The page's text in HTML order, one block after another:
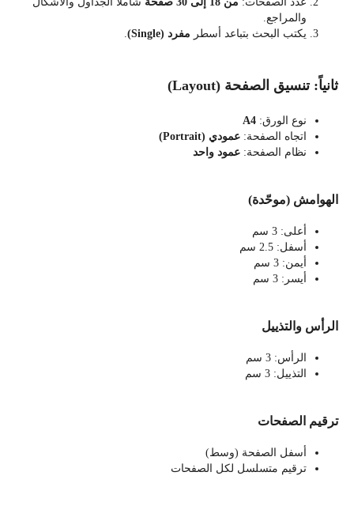
والمراجع.
يكتب البحث بتباعد أسطر مفرد(Single)
.
ثانياً: تنسيق الصفحة (Layout)
نوع الورق: A4
اتجاه الصفحة: عمودي (Portrait)
نظام الصفحة: عمود واحد
الهوامش (موحّدة)
أعلى: 3 سم
أسفل: 2.5 سم
أيمن: 3 سم
أيسر: 3 سم
الرأس والتذييل
الرأس: 3 سم
التذييل: 3 سم
ترقيم الصفحات
أسفل الصفحة (وسط)
ترقيم متسلسل لكل الصفحات